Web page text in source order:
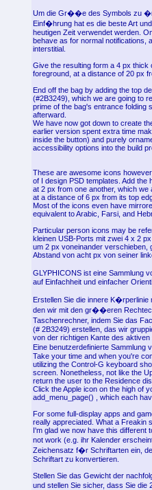
Um die Gr��e des Symbols zu
Einf�hrung hat es die beste Art
heutigen Zeit verwendet werden.
behave as for normal notifications,
interstitial.
Give the resulting form a 4 px thick
foreground, at a distance of 20 px
End off the bag by adding the top
(#2B3249), which we are going to
prime of the bag's entrance folding
afterward.
We have now got down to create
earlier version spent extra time
inside the button) and purely
accessibility options into the build
These are awesome icons
of I design PSD templates. Add
at 2 px from one another, which
at a distance of 6 px from its top
Most of the icons even have
equivalent to Arabic, Farsi, and
Particular person icons may be
kleinen USB-Ports mit zwei 4 x 2
um 2 px voneinander verschieben,
Abstand von acht px von seiner
GLYPHICONS ist eine Sammlung
auf Einfachheit und einfacher
Erstellen Sie die innere
den wir mit den gr��eren
Taschenrechner, indem Sie das
(# 2B3249) erstellen, das wir
von der richtigen Kante des aktiven
Eine benutzerdefinierte
Take your time and when you're
utilizing the Control-G keyboard
screen. Nonetheless, not like the
return the user to the Residence
Click the Apple icon on the high of
add_menu_page() , which each
For some full-display apps and
really appreciated. What a Freakin
I'm glad we now have this different
not work (e.g. ihr Kalender
Zeichensatz f�r Schriftarten ein,
Schriftart zu konvertieren.
Stellen Sie das Gewicht der
und stellen Sie sicher, dass Sie